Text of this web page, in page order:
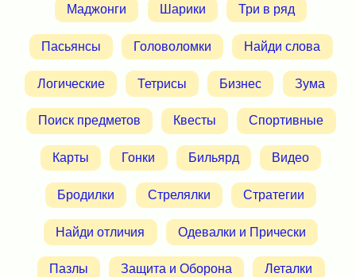
Маджонги Шарики Три в ряд
Пасьянсы Головоломки Найди слова
Логические Тетрисы Бизнес Зума
Поиск предметов Квесты Спортивные
Карты Гонки Бильярд Видео
Бродилки Стрелялки Стратегии
Найди отличия Одевалки и Прически
Пазлы Защита и Оборона Леталки